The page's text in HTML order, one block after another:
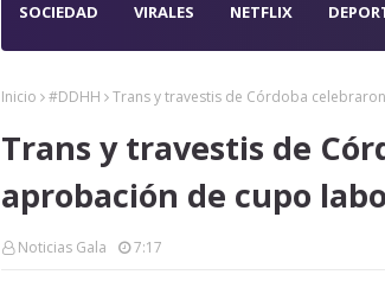
SOCIEDAD VIRALES NETFLIX
Inicio #DDHH Trans y travestis de Córdoba
Trans y travestis de
aprobación de cupo
Noticias Gala 7:17